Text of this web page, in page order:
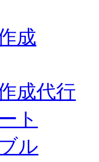
成
成代行
ト
ル